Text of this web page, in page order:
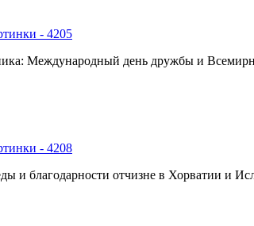
- 4205
Международный день дружбы и
- 4208
и благодарности отчизне в Хорватии